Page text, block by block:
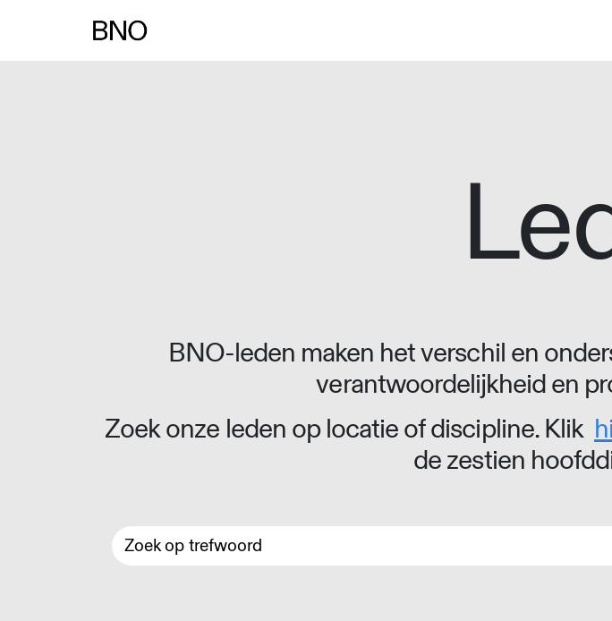
BNO-leden maken het verschil en
verantwoordelijkheid en
Zoek onze leden op locatie of discipline. Klik
de zestien